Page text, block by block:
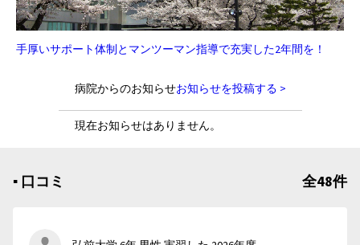
手厚いサポート体制とマンツーマン指導で充実した2年間を！
病院からのお知らせお知らせを投稿する >
現在お知らせはありません。
▪︎ 口コミ 全48件